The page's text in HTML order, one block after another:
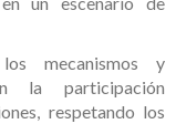
mecanismos y
la participación
respetando los